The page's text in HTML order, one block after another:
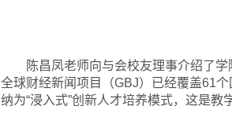
陈昌凤老师向与会校友理事介绍了
全球财经新闻项目（GBJ）已经覆盖61
纳为“浸入式”创新人才培养模式，这是教